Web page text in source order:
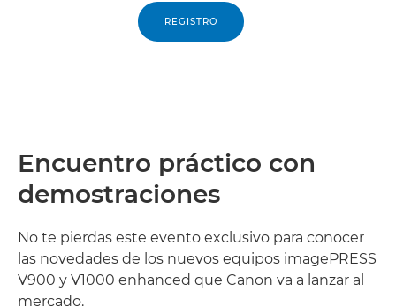
REGISTRO
Encuentro práctico con
demostraciones
No te pierdas este evento exclusivo para conocer
las novedades de los nuevos equipos imagePRESS
V900 y V1000 enhanced que Canon va a lanzar al
mercado.